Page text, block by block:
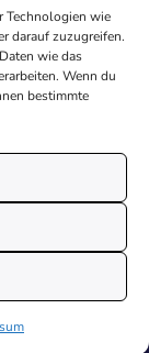
Technologien wie
darauf zuzugreifen.
wie das
Wenn du
bestimmte
Made with